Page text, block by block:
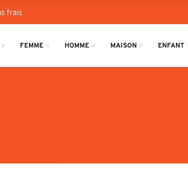
frais
FEMME HOMME MAISON ENFANT